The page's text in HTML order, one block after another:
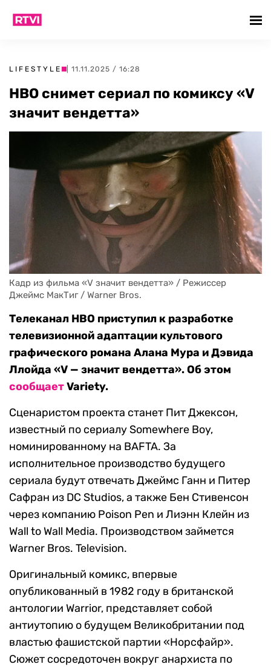
LIFESTYLE | 11.11.2025 / 16:28
HBO снимет сериал по комиксу «V
значит вендетта»
Кадр из фильма «V значит вендетта» / Режиссер
Джеймс МакТиг / Warner Bros.
Телеканал HBO приступил к разработке
телевизионной адаптации культового
графического романа Алана Мура и Дэвида
Ллойда «V — значит вендетта». Об этом
сообщаетVariety.
Сценаристом проекта станет Пит Джексон,
известный по сериалу Somewhere Boy,
номинированному на BAFTA. За
исполнительное производство будущего
сериала будут отвечать Джеймс Ганн и Питер
Сафран из DC Studios, а также Бен Стивенсон
через компанию Poison Pen и Лиэнн Клейн из
Wall to Wall Media. Производством займется
Warner Bros. Television.
Оригинальный комикс, впервые
опубликованный в 1982 году в британской
антологии Warrior, представляет собой
антиутопию о будущем Великобритании под
властью фашистской партии «Норсфайр».
Сюжет сосредоточен вокруг анархиста по